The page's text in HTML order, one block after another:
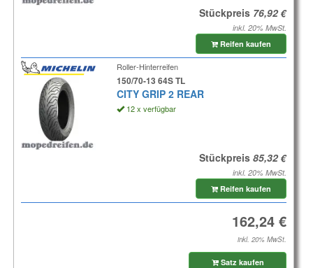
Stückpreis
inkl. 20% MwSt.
Reifen kaufen
Roller-Hinterreifen
150/70-13 64S TL
CITY GRIP 2 REAR
12 x verfügbar
Stückpreis
inkl. 20% MwSt.
Reifen kaufen
inkl. 20% MwSt.
Satz kaufen